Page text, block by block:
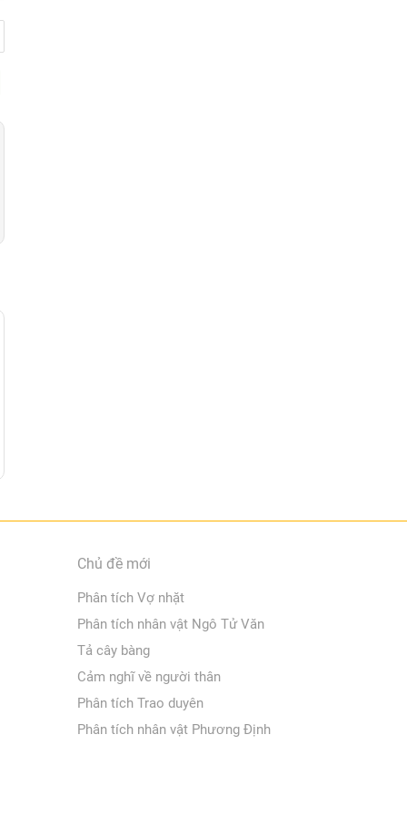
Chủ đề mới
Phân tích Vợ nhặt
Phân tích nhân vật Ngô Tử Văn
Tả cây bàng
Cảm nghĩ về người thân
Phân tích Trao duyên
Phân tích nhân vật Phương Định